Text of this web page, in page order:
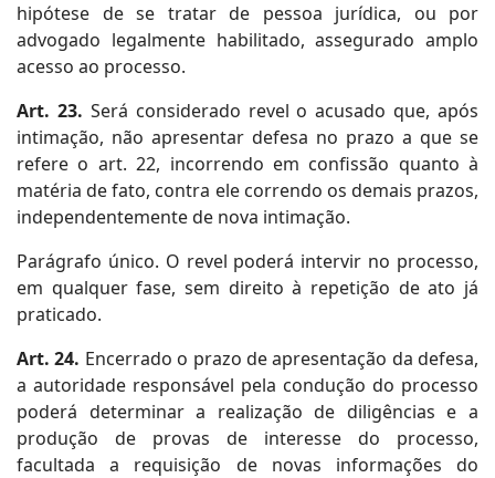
hipótese de se tratar de pessoa jurídica, ou por
advogado legalmente habilitado, assegurado amplo
acesso ao processo.
Art. 23. Será considerado revel o acusado que, após
intimação, não apresentar defesa no prazo a que se
refere o art. 22, incorrendo em confissão quanto à
matéria de fato, contra ele correndo os demais prazos,
independentemente de nova intimação.
Parágrafo único. O revel poderá intervir no processo,
em qualquer fase, sem direito à repetição de ato já
praticado.
Art. 24. Encerrado o prazo de apresentação da defesa,
a autoridade responsável pela condução do processo
poderá determinar a realização de diligências e a
produção de provas de interesse do processo,
facultada a requisição de novas informações do